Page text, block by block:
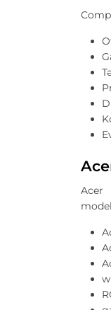
Acer